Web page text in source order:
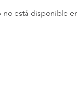
no está disponible